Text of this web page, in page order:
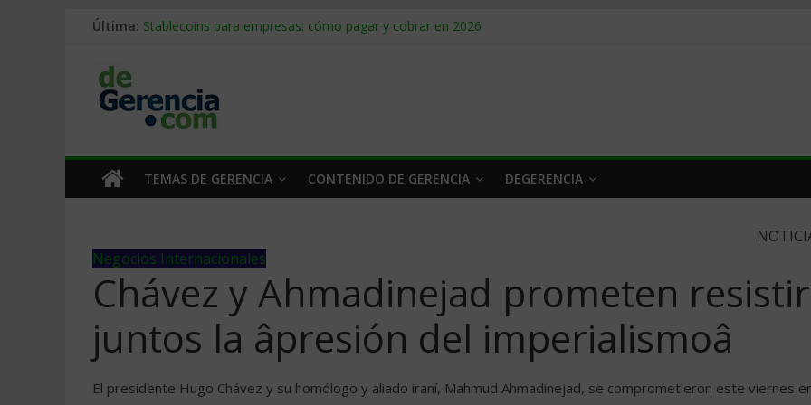
Última: Stablecoins para empresas: cómo pagar y cobrar en 2026
Trabajo forzoso en la cadena de suministro: qué hacer
Mercado hispano de EE. UU.: cómo segmentarlo y venderle
TEMAS DE GERENCIA CONTENIDO DE GERENCIA DEGERENCIA
Negocios Internacionales
Chávez y Ahmadinejad prometen resistir
juntos la âpresión del imperialismoâ
El presidente Hugo Chávez y su homólogo y aliado iraní, Mahmud Ahmadinejad, se comprometieron este viernes